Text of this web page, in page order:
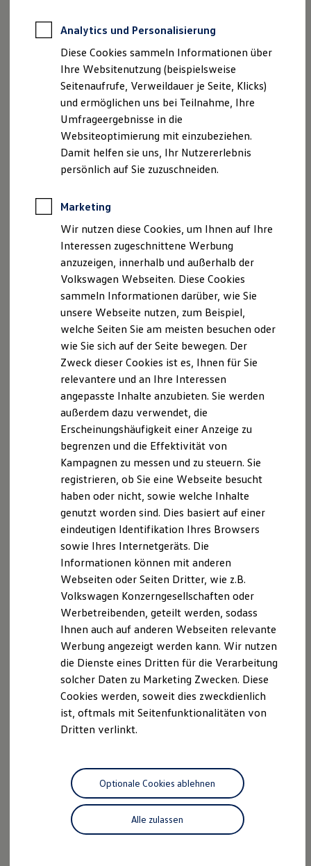
Professional Class bei Volkswagen
Behörden
Direktkunden
Sonderfahrzeuge
Anpfiff zum Gewinn
Elektromobilität
Elektroautos
ID. Tutorials
Elektrofahrzeugkonzepte
ID. EVERY1
Reichweite
Rekuperation
Laden unterwegs
Laden Zuhause
Ladestationen finden
Ladezeitensimulator
Batterie
Sicherheit
Nachhaltigkeit
Technologie
Kosten und Kauf
Kaufoptionen
E-Auto-Förderung
Software und Konnektivität
Die ID. Software 6
ID. Software Versionen und Updates
Digitale Extras
Schnittstellen zu Ihrem ID.
Hybridautos
Marke und Erlebnis
Volkswagen R und R Experience
R-Modelle
R Experience
Driving Experience
Volkswagen entdecken
Werkbesichtigung
Lifestyle Shop
T-Roc Kollektion
Golf Kollektion
ID. Kollektion
Volkswagen Kollektion
R-Kollektion
GTI Kollektion
Fußball Drop
we drive football
#wedriveproud
Besitzer und Service
Software Updates
Service und Ersatzteile
Motorenöl und Flüssigkeiten
Räder und Reifen
Pannen- und Unfallhilfe
Economy Service
Volkswagen Teile
Zubehör
Der neue ID.3 Neo
So geht neu. Klar im Design. Stark im Alltag.
Entdecken Sie jetzt den neuen ID.3 Neo!
Mehr zum ID.3 Neo erfahren
Der T-Cross
Wendig, flexibel, vielseitig. Entdecken Sie den
T‑Cross.
Mehr zum T-Cross erfahren
Der ID.4
Kraftvoll wie ein SUV, nachhaltig wie ein ID.
Analytics und Personalisierung
Diese Cookies sammeln Informationen über
Ihre Websitenutzung (beispielsweise
Seitenaufrufe, Verweildauer je Seite, Klicks)
und ermöglichen uns bei Teilnahme, Ihre
Umfrageergebnisse in die
Websiteoptimierung mit einzubeziehen.
Damit helfen sie uns, Ihr Nutzererlebnis
persönlich auf Sie zuzuschneiden.
Marketing
Wir nutzen diese Cookies, um Ihnen auf Ihre
Interessen zugeschnittene Werbung
anzuzeigen, innerhalb und außerhalb der
Volkswagen Webseiten. Diese Cookies
sammeln Informationen darüber, wie Sie
unsere Webseite nutzen, zum Beispiel,
welche Seiten Sie am meisten besuchen oder
wie Sie sich auf der Seite bewegen. Der
Zweck dieser Cookies ist es, Ihnen für Sie
relevantere und an Ihre Interessen
angepasste Inhalte anzubieten. Sie werden
außerdem dazu verwendet, die
Erscheinungshäufigkeit einer Anzeige zu
begrenzen und die Effektivität von
Kampagnen zu messen und zu steuern. Sie
registrieren, ob Sie eine Webseite besucht
haben oder nicht, sowie welche Inhalte
genutzt worden sind. Dies basiert auf einer
eindeutigen Identifikation Ihres Browsers
sowie Ihres Internetgeräts. Die
Informationen können mit anderen
Webseiten oder Seiten Dritter, wie z.B.
Volkswagen Konzerngesellschaften oder
Werbetreibenden, geteilt werden, sodass
Ihnen auch auf anderen Webseiten relevante
Werbung angezeigt werden kann. Wir nutzen
die Dienste eines Dritten für die Verarbeitung
solcher Daten zu Marketing Zwecken. Diese
Cookies werden, soweit dies zweckdienlich
ist, oftmals mit Seitenfunktionalitäten von
Dritten verlinkt.
Alle zulassen
Optionale Cookies ablehnen